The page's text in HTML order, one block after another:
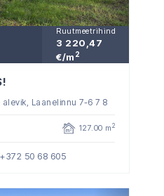
Ruutmeetrihind
3 220,47
€/m 2
Laanelinnu 7-6 7 8
127.00 m 2
+372 50 68 605